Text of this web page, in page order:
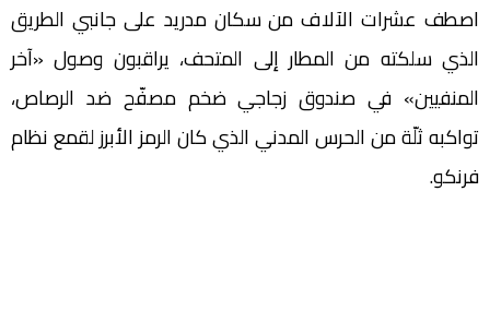
اصطف عشرات الآلاف من سكان مدريد على جانبي الطريق
الذي سلكته من المطار إلى المتحف، يراقبون وصول «آخر
المنفيين» في صندوق زجاجي ضخم مصفّح ضد الرصاص،
تواكبه ثلّة من الحرس المدني الذي كان الرمز الأبرز لقمع نظام
فرنكو.